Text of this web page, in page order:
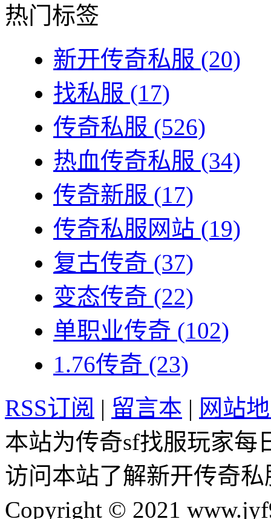
热门标签
新开传奇私服 (20)
找私服 (17)
传奇私服 (526)
热血传奇私服 (34)
传奇新服 (17)
传奇私服网站 (19)
复古传奇 (37)
变态传奇 (22)
单职业传奇 (102)
1.76传奇 (23)
RSS订阅 | 留言本 | 网站
本站为传奇sf找服玩家每
访问本站了解新开传奇
Copyright © 2021